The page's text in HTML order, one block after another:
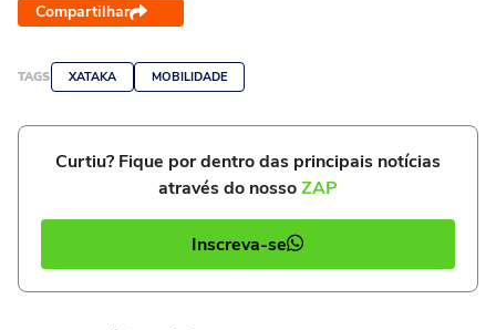
Compartilhar
TAGS XATAKA MOBILIDADE
Curtiu? Fique por dentro das principais notícias
através do nossoZAP
Inscreva-se